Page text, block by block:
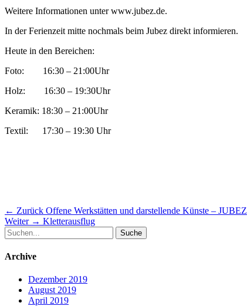
Weitere Informationen unter www.jubez.de.
In der Ferienzeit mitte nochmals beim Jubez direkt informieren.
Heute in den Bereichen:
Foto: 16:30 – 21:00Uhr
Holz: 16:30 – 19:30Uhr
Keramik: 18:30 – 21:00Uhr
Textil: 17:30 – 19:30 Uhr
Beitragsnavigation
← Zurück Vorheriger
Beitrag:
Offene Werkstätten und darstellende Künste – JUBEZ
Weiter → Nächster
Kletterausflug
Suche
nach:
Archive
Dezember 2019
August 2019
April 2019